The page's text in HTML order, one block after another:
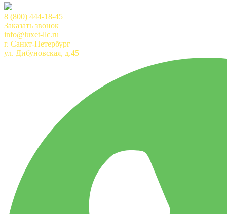
8 (800) 444-18-45
Заказать звонок
info@luxet-llc.ru
г. Санкт-Петербург
ул. Дибуновская, д.45